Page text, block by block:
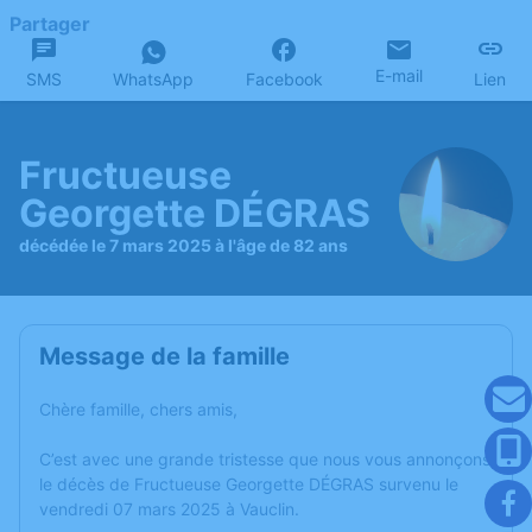
Partager
SMS WhatsApp Facebook E-mail Lien
Fructueuse
Georgette DÉGRAS
décédée le 7 mars 2025 à l'âge de 82 ans
Message de la famille
Chère famille, chers amis,
C’est avec une grande tristesse que nous vous annonçons
le décès de Fructueuse Georgette DÉGRAS survenu le
vendredi 07 mars 2025 à Vauclin.